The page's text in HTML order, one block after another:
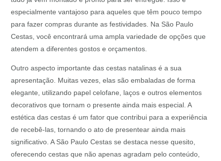
especialmente vantajoso para aqueles que têm pouco tempo
para fazer compras durante as festividades. Na São Paulo
Cestas, você encontrará uma ampla variedade de opções que
atendem a diferentes gostos e orçamentos.
Outro aspecto importante das cestas natalinas é a sua
apresentação. Muitas vezes, elas são embaladas de forma
elegante, utilizando papel celofane, laços e outros elementos
decorativos que tornam o presente ainda mais especial. A
estética das cestas é um fator que contribui para a experiência
de recebê-las, tornando o ato de presentear ainda mais
significativo. A São Paulo Cestas se destaca nesse quesito,
oferecendo cestas que não apenas agradam pelo conteúdo,